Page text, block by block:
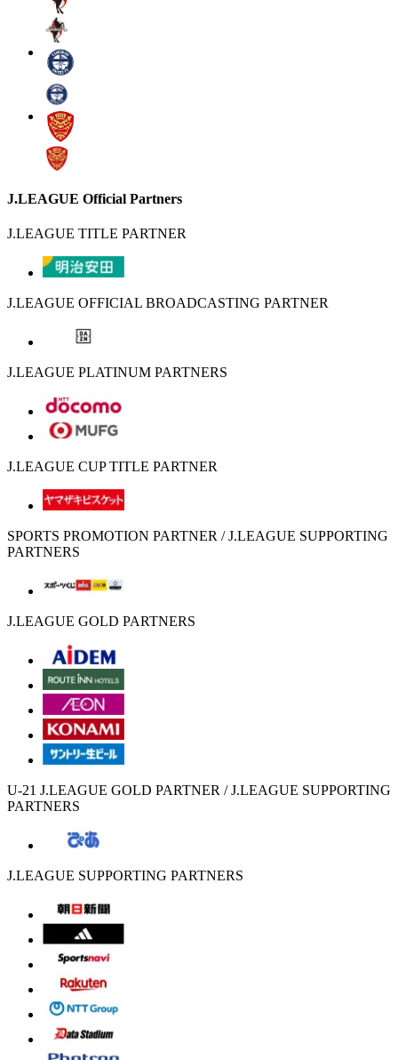
J.LEAGUE Official Partners
J.LEAGUE TITLE PARTNER
J.LEAGUE OFFICIAL BROADCASTING PARTNER
J.LEAGUE PLATINUM PARTNERS
J.LEAGUE CUP TITLE PARTNER
SPORTS PROMOTION PARTNER / J.LEAGUE SUPPORTING
PARTNERS
J.LEAGUE GOLD PARTNERS
U-21 J.LEAGUE GOLD PARTNER / J.LEAGUE SUPPORTING
PARTNERS
J.LEAGUE SUPPORTING PARTNERS